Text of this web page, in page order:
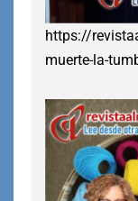
https://
muerte-la-